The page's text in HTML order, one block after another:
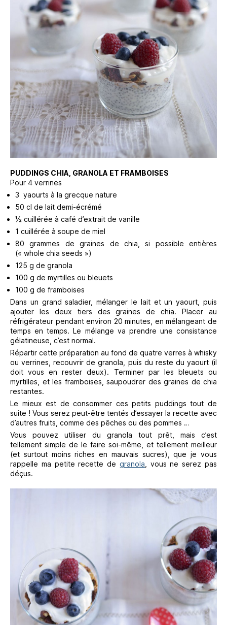
PUDDINGS CHIA, GRANOLA ET FRAMBOISES
Pour 4 verrines
3 yaourts à la grecque nature
50 cl de lait demi-écrémé
½ cuillérée à café d’extrait de vanille
1 cuillérée à soupe de miel
80 grammes de graines de chia, si possible entières
(« whole chia seeds »)
125 g de granola
100 g de myrtilles ou bleuets
100 g de framboises
Dans un grand saladier, mélanger le lait et un yaourt, puis
ajouter les deux tiers des graines de chia. Placer au
réfrigérateur pendant environ 20 minutes, en mélangeant de
temps en temps. Le mélange va prendre une consistance
gélatineuse, c’est normal.
Répartir cette préparation au fond de quatre verres à whisky
ou verrines, recouvrir de granola, puis du reste du yaourt (il
doit vous en rester deux). Terminer par les bleuets ou
myrtilles, et les framboises, saupoudrer des graines de chia
restantes.
Le mieux est de consommer ces petits puddings tout de
suite ! Vous serez peut-être tentés d’essayer la recette avec
d’autres fruits, comme des pêches ou des pommes …
Vous pouvez utiliser du granola tout prêt, mais c’est
tellement simple de le faire soi-même, et tellement meilleur
(et surtout moins riches en mauvais sucres), que je vous
rappelle ma petite recette de granola , vous ne serez pas
déçus.